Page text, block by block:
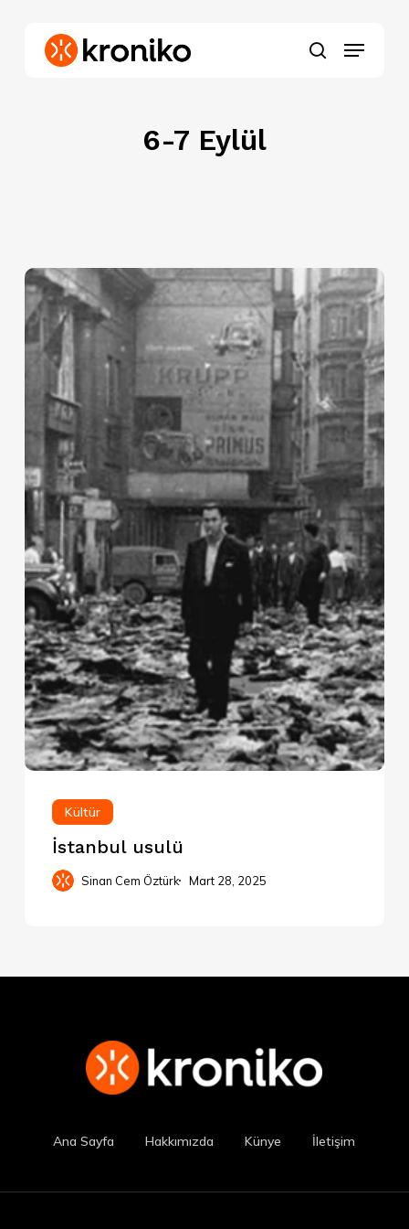
search
Menu
6-7 Eylül
Kültür
İstanbul usulü
Sinan Cem Öztürk Mart 28, 2025
Ana Sayfa Hakkımızda Künye İletişim